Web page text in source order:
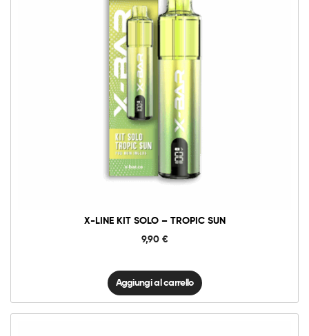
X-LINE KIT SOLO – TROPIC SUN
9,90 €
Kit
Tropic
quantità
Aggiungi al carrello